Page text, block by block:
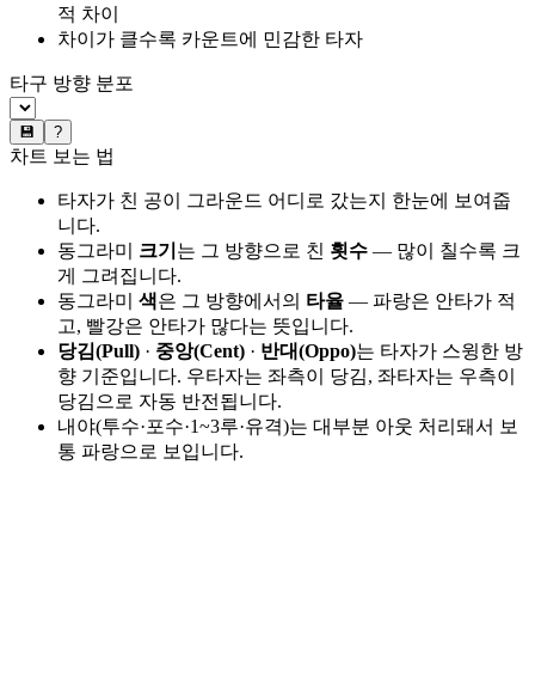
적 차이
차이가 클수록 카운트에 민감한 타자
타구 방향 분포
💾 ?
차트 보는 법
타자가 친 공이 그라운드 어디로 갔는지 한눈에 보여줍
니다.
동그라미 크기 는 그 방향으로 친 횟수 — 많이 칠수록 크
게 그려집니다.
동그라미 색은 그 방향에서의 타율 — 파랑은 안타가 적
고, 빨강은 안타가 많다는 뜻입니다.
당김(Pull) · 중앙(Cent) · 반대(Oppo)는 타자가 스윙한 방
향 기준입니다. 우타자는 좌측이 당김, 좌타자는 우측이
당김으로 자동 반전됩니다.
내야(투수·포수·1~3루·유격)는 대부분 아웃 처리돼서 보
통 파랑으로 보입니다.